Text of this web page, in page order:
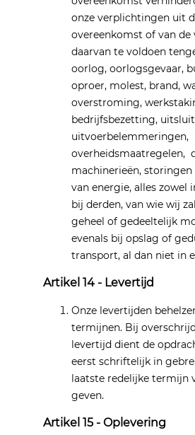
onze verplichtingen uit
overeenkomst of van
daarvan te voldoen
oorlog, oorlogsgevaar,
oproer, molest, brand,
overstroming,
bedrijfsbezetting,
uitvoerbelemmeringen,
overheidsmaatregelen,
machinerieën,
van energie, alles zowel
bij derden, van wie wij
geheel of gedeeltelijk
evenals bij opslag of
transport, al dan niet in
Artikel 14 - Levertijd
Onze levertijden
termijnen. Bij
levertijd dient de
eerst schriftelijk in
laatste redelijke termijn
geven.
Artikel 15 - Oplevering